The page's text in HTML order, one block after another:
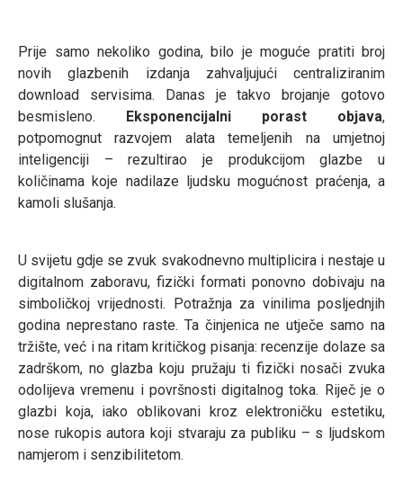
Prije samo nekoliko godina, bilo je moguće pratiti broj
novih glazbenih izdanja zahvaljujući centraliziranim
download servisima. Danas je takvo brojanje gotovo
besmisleno.
Eksponencijalni porast objava,
potpomognut razvojem alata temeljenih na umjetnoj
inteligenciji – rezultirao je produkcijom glazbe u
količinama koje nadilaze ljudsku mogućnost praćenja, a
kamoli slušanja.
U svijetu gdje se zvuk svakodnevno multiplicira i nestaje u
digitalnom zaboravu, fizički formati ponovno dobivaju na
simboličkoj vrijednosti. Potražnja za vinilima posljednjih
godina neprestano raste. Ta činjenica ne utječe samo na
tržište, već i na ritam kritičkog pisanja: recenzije dolaze sa
zadrškom, no glazba koju pružaju ti fizički nosači zvuka
odolijeva vremenu i površnosti digitalnog toka. Riječ je o
glazbi koja, iako oblikovani kroz elektroničku estetiku,
nose rukopis autora koji stvaraju za publiku – s ljudskom
namjerom i senzibilitetom.